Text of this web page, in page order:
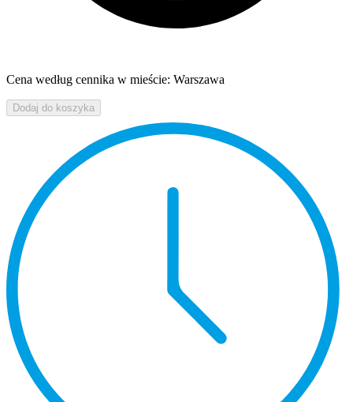
Cena według cennika w mieście: Warszawa
Dodaj do koszyka